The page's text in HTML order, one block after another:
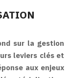
sur la gestion
leviers clés et
aux enjeux